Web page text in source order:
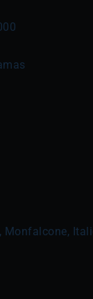
Monfalcone,